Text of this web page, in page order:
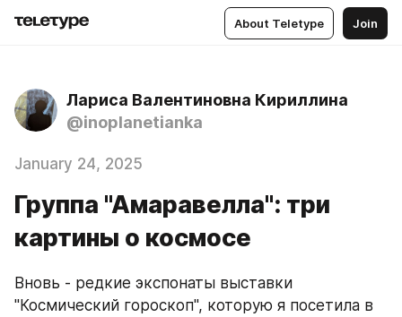
About Teletype Join
Лариса Валентиновна Кириллина
@inoplanetianka
January 24, 2025
Группа "Амаравелла": три
картины о космосе
Вновь - редкие экспонаты выставки
"Космический гороскоп", которую я посетила в